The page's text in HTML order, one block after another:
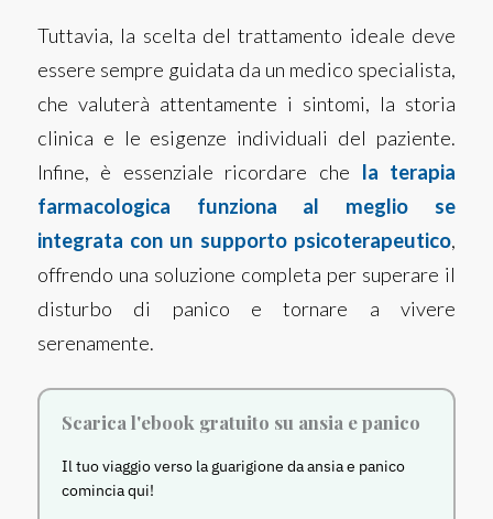
Tuttavia, la scelta del trattamento ideale deve
essere sempre guidata da un medico specialista,
che valuterà attentamente i sintomi, la storia
clinica e le esigenze individuali del paziente.
Infine, è essenziale ricordare che la terapia
farmacologica funziona al meglio se
integrata con un supporto psicoterapeutico,
offrendo una soluzione completa per superare il
disturbo di panico e tornare a vivere
serenamente.
Scarica l'ebook gratuito su ansia e panico
Il tuo viaggio verso la guarigione da ansia e panico
comincia qui!